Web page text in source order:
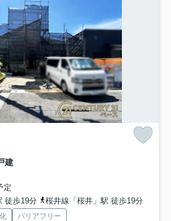
建
定
徒歩19分
桜井線「桜井」駅 徒歩19分
バリアフリー